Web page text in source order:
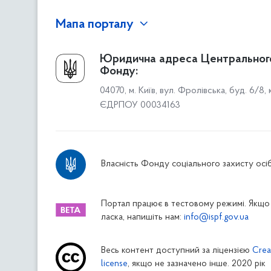
Мапа порталу
Про Фонд
Керівництво
Структура Фонду
Територіальні відділення
Дніпропетровське відділення
Житомирське відділення
Закарпатське відділення
Запорізьке відділення
Івано-Франківське відділення
Юридична адреса
Фонду:
04070, м. Київ, вул. Фролівська, буд. 6/8,
ЄДРПОУ 00034163
Власність Фонду соціального захисту
Портал працює в тестовому режимі.
ласка, напишіть нам: info@ispf.gov.ua
Весь контент доступний за ліцензією
license, якщо не зазначено інше. 2020 рік